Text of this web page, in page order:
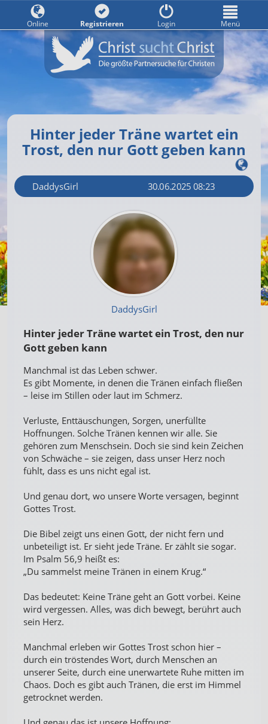
Hinter jeder Träne wartet ein
Trost, den nur Gott geben kann
DaddysGirl 30.06.2025 08:23
DaddysGirl
Hinter jeder Träne wartet ein Trost, den nur
Gott geben kann
Manchmal ist das Leben schwer.
Es gibt Momente, in denen die Tränen einfach fließen
– leise im Stillen oder laut im Schmerz.
Verluste, Enttäuschungen, Sorgen, unerfüllte
Hoffnungen. Solche Tränen kennen wir alle. Sie
gehören zum Menschsein. Doch sie sind kein Zeichen
von Schwäche – sie zeigen, dass unser Herz noch
fühlt, dass es uns nicht egal ist.
Und genau dort, wo unsere Worte versagen, beginnt
Gottes Trost.
Die Bibel zeigt uns einen Gott, der nicht fern und
unbeteiligt ist. Er sieht jede Träne. Er zählt sie sogar.
Im Psalm 56,9 heißt es:
„Du sammelst meine Tränen in einem Krug.“
Das bedeutet: Keine Träne geht an Gott vorbei. Keine
wird vergessen. Alles, was dich bewegt, berührt auch
sein Herz.
Manchmal erleben wir Gottes Trost schon hier –
durch ein tröstendes Wort, durch Menschen an
unserer Seite, durch eine unerwartete Ruhe mitten im
Chaos. Doch es gibt auch Tränen, die erst im Himmel
getrocknet werden.
Online Registrieren Login Menü